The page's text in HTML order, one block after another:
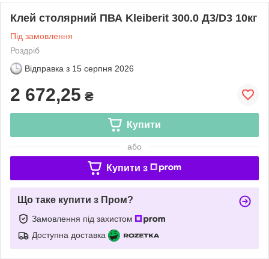
Клей столярний ПВА Kleiberit 300.0 Д3/D3 10кг
Під замовлення
Роздріб
Відправка з 15 серпня 2026
2 672,25 ₴
Купити
або
Купити з
Що таке купити з Пром?
Замовлення під захистом
Доступна доставка